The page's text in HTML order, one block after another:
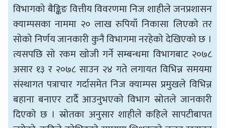
विभागको बैङ्किङ वित्तीय विवरणमा निज शाहीले जनप्रशासन
क्याम्पसका नाममा २० लाख रुपियाँ निकासा लिएको तर
सोको निर्णय जानकारी कुनै विभागमा नरहेको देखिएको छ ।
त्यसपछि सो रकम खोजी गर्ने सम्बन्धमा विभागबाट २०७८
असार १३ र २०७८ साउन २४ गते लगायत विभिन्न समयमा
संस्थागत पत्राचार गर्दासमेत निज क्याम्पस प्रमुखले विभिन्न
बहाना बनाएर टार्दै आउनुभएको विभाग स्रोतले जानकारी
दिएको छ । स्रोतका अनुसार शाहीले कहिले सापटीबापत